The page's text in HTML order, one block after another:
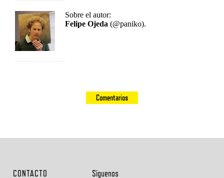
Sobre el autor:
Felipe Ojeda (@paniko).
Comentarios
CONTACTO Síguenos